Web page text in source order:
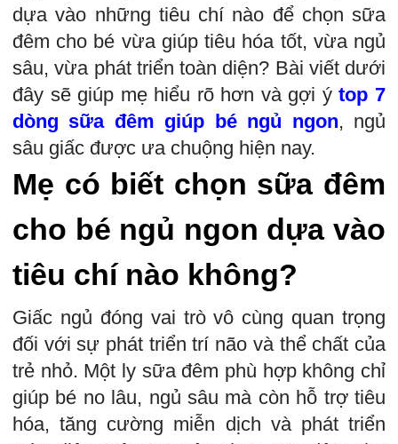
dựa vào những tiêu chí nào để chọn sữa
đêm cho bé vừa giúp tiêu hóa tốt, vừa ngủ
sâu, vừa phát triển toàn diện? Bài viết dưới
đây sẽ giúp mẹ hiểu rõ hơn và gợi ýtop 7
dòng sữa đêm giúp bé ngủ ngon, ngủ
sâu giấc được ưa chuộng hiện nay.
Mẹ có biết chọn sữa đêm
cho bé ngủ ngon dựa vào
tiêu chí nào không?
Giấc ngủ đóng vai trò vô cùng quan trọng
đối với sự phát triển trí não và thể chất của
trẻ nhỏ. Một ly sữa đêm phù hợp không chỉ
giúp bé no lâu, ngủ sâu mà còn hỗ trợ tiêu
hóa, tăng cường miễn dịch và phát triển